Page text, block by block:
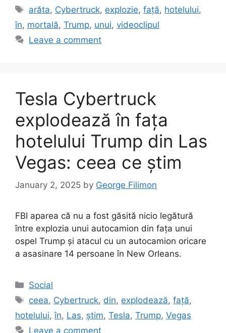
Tags
arăta, Cybertruck, explozie,față, hotelului,
în, mortală, Trump, unui, videoclipul
Leave a comment
Tesla Cybertruck
explodează în fața
hotelului Trump din Las
Vegas: ceea ce știm
January 2, 2025 by George Filimon
FBI aparea că nu a fost găsită nicio legătură
între explozia unui autocamion din fața unui
ospel Trump și atacul cu un autocamion oricare
a asasinare 14 persoane în New Orleans.
Categories
Social
Tags
ceea, Cybertruck, din, explodează,față,
hotelului,în, Las, știm, Tesla, Trump, Vegas
Leave a comment